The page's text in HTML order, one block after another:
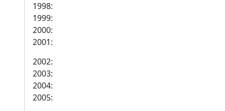
1998:
1999:
2000:
2001:
2002:
2003:
2004:
2005: